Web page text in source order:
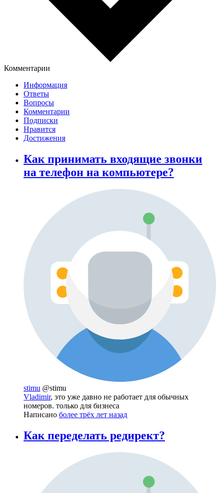
Комментарии
Информация
Ответы
Вопросы
Комментарии
Подписки
Нравится
Достижения
Как принимать входящие звонки
на телефон на компьютере?
stimu @stimu
Vladimir, это уже давно не работает для обычных
номеров. только для бизнеса
Написано более трёх лет назад
Как переделать редирект?